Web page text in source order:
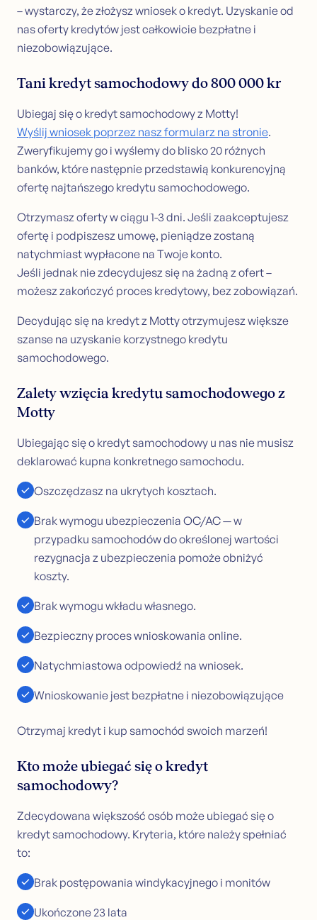
– wystarczy, że złożysz wniosek o kredyt. Uzyskanie od
nas oferty kredytów jest całkowicie bezpłatne i
niezobowiązujące.
Tani kredyt samochodowy do 800 000 kr
Ubiegaj się o kredyt samochodowy z Motty!
Wyślij wniosek poprzez nasz formularz na stronie.
Zweryfikujemy go i wyślemy do blisko 20 różnych
banków, które następnie przedstawią konkurencyjną
ofertę najtańszego kredytu samochodowego.
Otrzymasz oferty w ciągu 1-3 dni. Jeśli zaakceptujesz
ofertę i podpiszesz umowę, pieniądze zostaną
natychmiast wypłacone na Twoje konto.
Jeśli jednak nie zdecydujesz się na żadną z ofert –
możesz zakończyć proces kredytowy, bez zobowiązań.
Decydując się na kredyt z Motty otrzymujesz większe
szanse na uzyskanie korzystnego kredytu
samochodowego.
Zalety wzięcia kredytu samochodowego z
Motty
Ubiegając się o kredyt samochodowy u nas nie musisz
deklarować kupna konkretnego samochodu.
Oszczędzasz na ukrytych kosztach.
Brak wymogu ubezpieczenia OC/AC — w
przypadku samochodów do określonej wartości
rezygnacja z ubezpieczenia pomoże obniżyć
koszty.
Brak wymogu wkładu własnego.
Bezpieczny proces wnioskowania online.
Natychmiastowa odpowiedź na wniosek.
Wnioskowanie jest bezpłatne i niezobowiązujące
Otrzymaj kredyt i kup samochód swoich marzeń!
Kto może ubiegać się o kredyt
samochodowy?
Zdecydowana większość osób może ubiegać się o
kredyt samochodowy. Kryteria, które należy spełniać
to:
Brak postępowania windykacyjnego i monitów
Ukończone 23 lata